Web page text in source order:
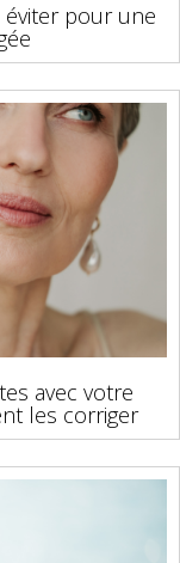
pour une
avec votre
les corriger